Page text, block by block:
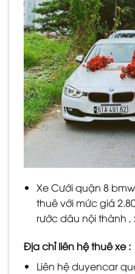
Xe Cưới quận 8
thuê với mức giá
rước dâu nội thành ,
Địa chỉ liên hệ thuê xe :
Liên hệ duyencar